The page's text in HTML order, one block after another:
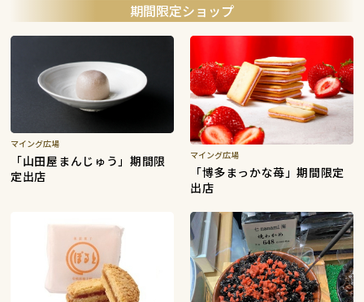
期間限定ショップ
マイング広場
「山田屋まんじゅう」期間限
定出店
マイング広場
「博多まっかな苺」期間限定
出店